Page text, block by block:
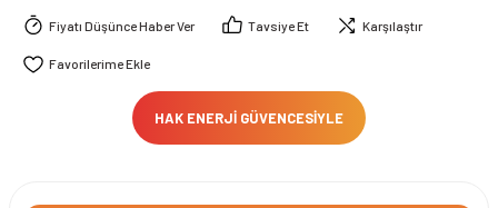
Fiyatı Düşünce Haber Ver Tavsiye Et Karşılaştır
HAK ENERJİ GÜVENCESİYLE